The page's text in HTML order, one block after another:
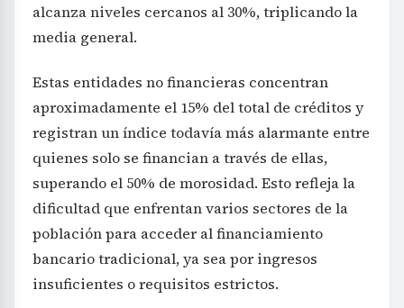
alcanza niveles cercanos al 30%, triplicando la
media general.
Estas entidades no financieras concentran
aproximadamente el 15% del total de créditos y
registran un índice todavía más alarmante entre
quienes solo se financian a través de ellas,
superando el 50% de morosidad. Esto refleja la
dificultad que enfrentan varios sectores de la
población para acceder al financiamiento
bancario tradicional, ya sea por ingresos
insuficientes o requisitos estrictos.